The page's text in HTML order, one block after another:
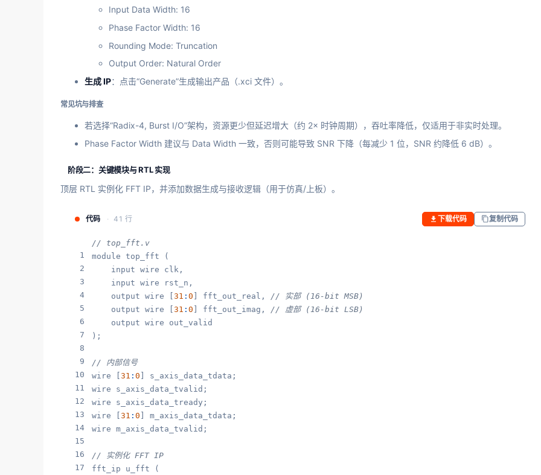
Input Data Width: 16
Phase Factor Width: 16
Rounding Mode: Truncation
Output Order: Natural Order
生成 IP：点击“Generate”生成输出产品（.xci 文件）。
常见坑与排查
若选择“Radix-4, Burst I/O”架构，资源更少但延迟增大（约 2× 时钟周期），吞吐率降低，仅适用于非实时处理。
Phase Factor Width 建议与 Data Width 一致，否则可能导致 SNR 下降（每减少 1 位，SNR 约降低 6 dB）。
阶段二：关键模块与 RTL 实现
顶层 RTL 实例化 FFT IP，并添加数据生成与接收逻辑（用于仿真/上板）。
代码 41 行 下载代码 复制代码
1
2
3
4
5
6
7
8
9
10
11
12
13
14
15
16
17
// top_fft.v
module top_fft (
    input wire clk,
    input wire rst_n,
    output wire [
31 : 0 ] fft_out_real, // 实部 (16-bit MSB)
    output wire [
31 : 0 ] fft_out_imag, // 虚部 (16-bit LSB)
    output wire out_valid
);
// 内部信号
wire [ 31 : 0 ] s_axis_data_tdata;
wire s_axis_data_tvalid;
wire s_axis_data_tready;
wire [ 31 : 0 ] m_axis_data_tdata;
wire m_axis_data_tvalid;
// 实例化 FFT IP
fft_ip u_fft (